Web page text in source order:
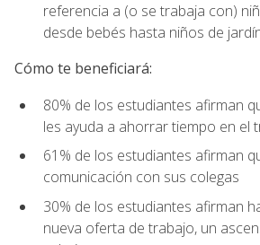
referencia a (o se trabaja con)
desde bebés hasta niños de
Cómo te beneficiará:
80% de los estudiantes afirman
les ayuda a ahorrar tiempo en el
61% de los estudiantes afirman
comunicación con sus colegas
30% de los estudiantes afirman
nueva oferta de trabajo, un